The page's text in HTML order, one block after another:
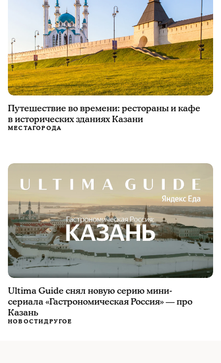
Путешествие во времени: рестораны и кафе
в исторических зданиях Казани
МЕСТАГОРОДА
Ultima Guide снял новую серию мини-
сериала «Гастрономическая Россия» — про
Казань
НОВОСТИДРУГОЕ